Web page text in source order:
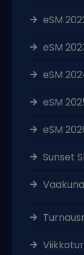
eSM
eSM
eSM
eSM
eSM
Sunset